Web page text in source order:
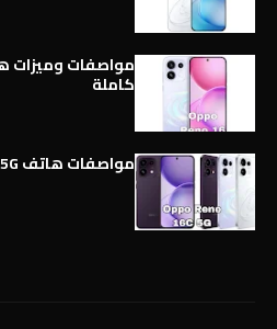
كاملة
مواصفات هاتف Oppo Reno 16c 5G كاملة